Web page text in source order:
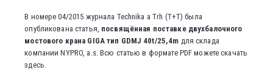
В номере 04/2015 журнала Technika a Trh (T+T) была
опубликована статья, посвящённая поставке двухбалочного
мостового крана GIGA тип GDMJ 40t/25,4m для склада
компании NYPRO, a.s. Всю статью в формате PDF можете скачать
здесь.